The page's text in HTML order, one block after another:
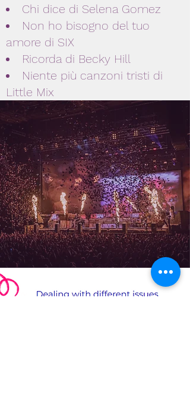
Chi dice di Selena Gomez
Non ho bisogno del tuo
amore di SIX
Ricorda di Becky Hill
Niente più canzoni tristi di
Little Mix